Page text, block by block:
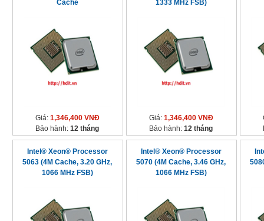
Cache
Giá: 1,346,400 VNĐ
Bảo hành:12 tháng
1333 MHz FSB)
Giá: 1,346,400 VNĐ
Bảo hành:12 tháng
Intel® Xeon® Processor
5063 (4M Cache, 3.20 GHz,
1066 MHz FSB)
Intel® Xeon® Processor
5070 (4M Cache, 3.46 GHz,
1066 MHz FSB)